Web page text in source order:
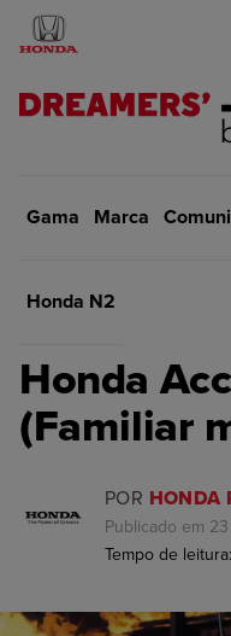
Gama Marca
Honda N2
VOLTAR Início
GAMA
Honda
(Familiar
POR HONDA
Publicado em
Tempo de leitura: